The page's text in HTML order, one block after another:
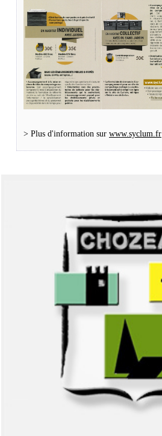
> Plus d'information sur www.syclum.fr